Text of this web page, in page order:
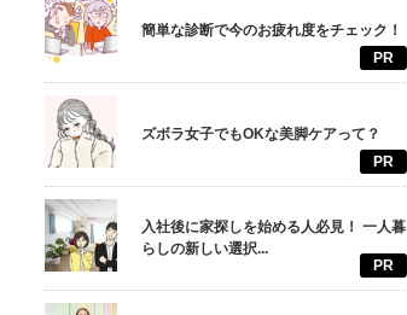
簡単な診断で今のお疲れ度をチェック！
PR
ズボラ女子でもOKな美脚ケアって？
PR
入社後に家探しを始める人必見！ 一人暮
らしの新しい選択...
PR